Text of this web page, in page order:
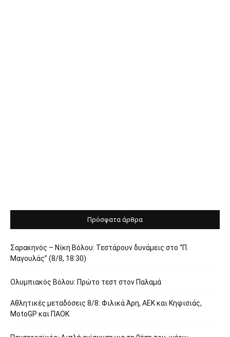
Πρόσφατα άρθρα
Σαρακηνός – Νίκη Βόλου: Τεστάρουν δυνάμεις στο “Π.
Μαγουλάς” (8/8, 18:30)
Ολυμπιακός Βόλου: Πρώτο τεστ στον Παλαμά
Αθλητικές μεταδόσεις 8/8: Φιλικά Άρη, ΑΕΚ και Κηφισιάς,
MotoGP και ΠΑΟΚ